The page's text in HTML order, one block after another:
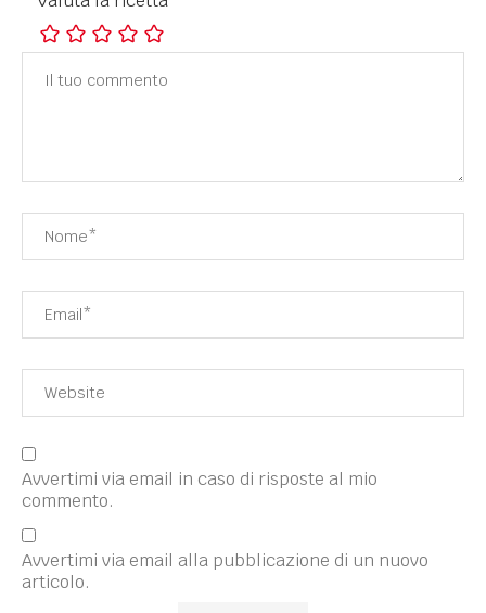
Avvertimi via email in caso di risposte al mio
commento.
Avvertimi via email alla pubblicazione di un nuovo
articolo.